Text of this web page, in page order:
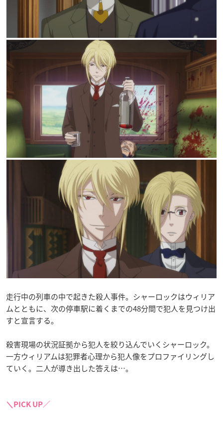
走行中の列車の中で起きた殺人事件。シャーロックはウィリア
ムとともに、次の停車駅に着くまでの48分間で犯人を見つけ出
すと宣言する。
殺害現場の状況証拠から犯人を絞り込んでいくシャーロック。
一方ウィリアムは犯罪者心理から犯人像をプロファイリングし
ていく。二人が導き出した答えは…。
＼PICK UP／